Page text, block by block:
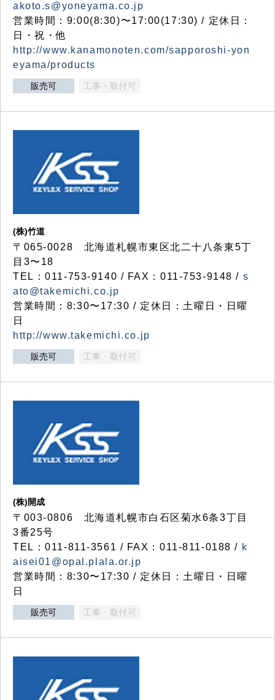
akoto.s@yoneyama.co.jp
営業時間：9:00(8:30)〜17:00(17:30) / 定休日：
日・祝・他
http://www.kanamonoten.com/sapporoshi-yon
eyama/products
販売可 工事・取付可
(株)竹道
〒065-0028 北海道札幌市東区北二十八条東5丁
目3〜18
TEL：011-753-9140 / FAX：011-753-9148 / s
ato@takemichi.co.jp
営業時間：8:30〜17:30 / 定休日：土曜日・日曜
日
http://www.takemichi.co.jp
販売可 工事・取付可
(株)開成
〒003-0806 北海道札幌市白石区菊水6条3丁目
3番25号
TEL：011-811-3561 / FAX：011-811-0188 / k
aisei01@opal.plala.or.jp
営業時間：8:30〜17:30 / 定休日：土曜日・日曜
日
販売可 工事・取付可